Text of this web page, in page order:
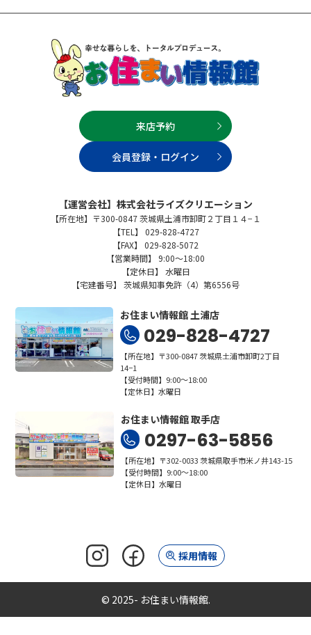
来店予約
会員登録・ログイン
【運営会社】株式会社ライズクリエーション
【所在地】〒300-0847 茨城県土浦市卸町２丁目１４−１
【TEL】 029-828-4727
【FAX】 029-828-5072
【営業時間】 9:00～18:00
【定休日】 水曜日
【宅建番号】 茨城県知事免許（4）第6556号
お住まい情報館 土浦店
029-828-4727
【所在地】〒300-0847 茨城県土浦市卸町2丁目
14−1
【受付時間】9:00～18:00
【定休日】水曜日
お住まい情報館 取手店
0297-63-5856
【所在地】〒302-0033 茨城県取手市米ノ井143-15
【受付時間】9:00～18:00
【定休日】水曜日
採用情報
© 2025- お住まい情報館.